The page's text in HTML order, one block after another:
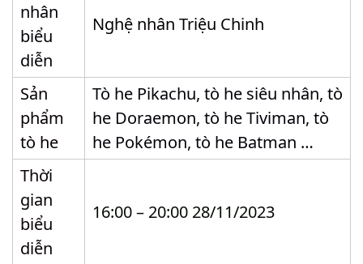
nhân
biểu
diễn
Nghệ nhân Triệu Chinh
Sản
phẩm
tò he
Tò he Pikachu, tò he siêu nhân, tò
he Doraemon, tò he Tiviman, tò
he Pokémon, tò he Batman …
Thời
gian
biểu
diễn
16:00 – 20:00 28/11/2023